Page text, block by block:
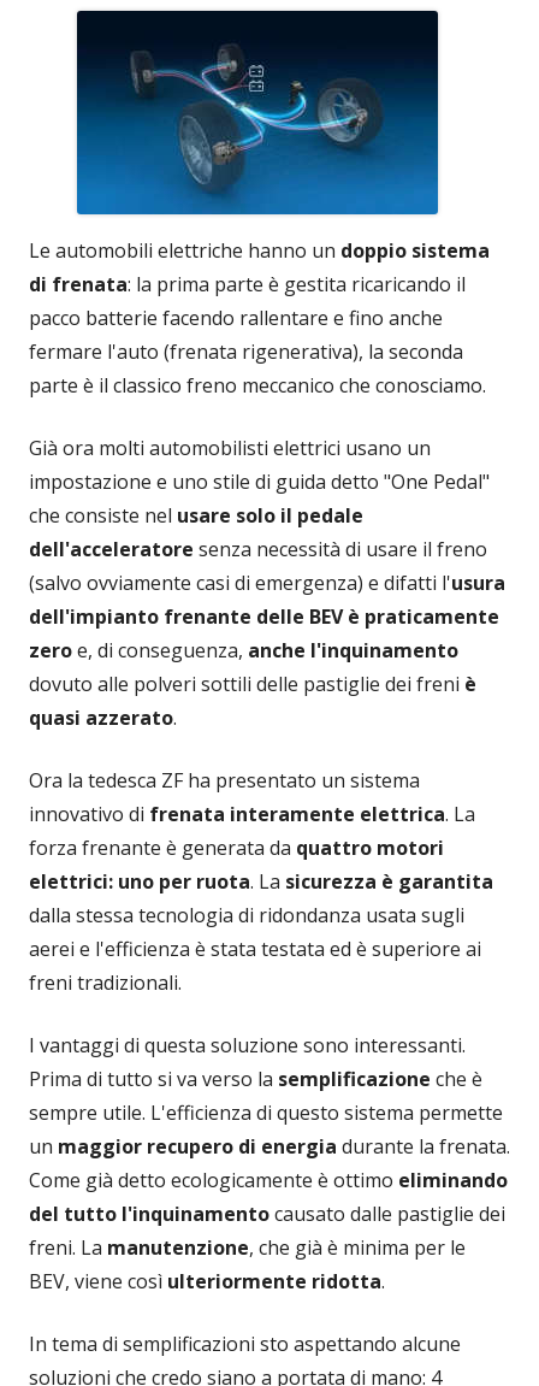
Le automobili elettriche hanno un doppio sistema
di frenata: la prima parte è gestita ricaricando il
pacco batterie facendo rallentare e fino anche
fermare l'auto (frenata rigenerativa), la seconda
parte è il classico freno meccanico che conosciamo.
Già ora molti automobilisti elettrici usano un
impostazione e uno stile di guida detto "One Pedal"
che consiste nel usare solo il pedale
dell'acceleratore senza necessità di usare il freno
(salvo ovviamente casi di emergenza) e difatti l'usura
dell'impianto frenante delle BEV è praticamente
zeroe, di conseguenza, anche l'inquinamento
dovuto alle polveri sottili delle pastiglie dei freni è
quasi azzerato.
Ora la tedesca ZF ha presentato un sistema
innovativo di frenata interamente elettrica. La
forza frenante è generata da quattro motori
elettrici: uno per ruota. La sicurezza è garantita
dalla stessa tecnologia di ridondanza usata sugli
aerei e l'efficienza è stata testata ed è superiore ai
freni tradizionali.
I vantaggi di questa soluzione sono interessanti.
Prima di tutto si va verso la semplificazione che è
sempre utile. L'efficienza di questo sistema permette
un maggior recupero di energia durante la frenata.
Come già detto ecologicamente è ottimo eliminando
del tutto l'inquinamentocausato dalle pastiglie dei
freni. La manutenzione, che già è minima per le
BEV, viene così ulteriormente ridotta.
In tema di semplificazioni sto aspettando alcune
soluzioni che credo siano a portata di mano: 4